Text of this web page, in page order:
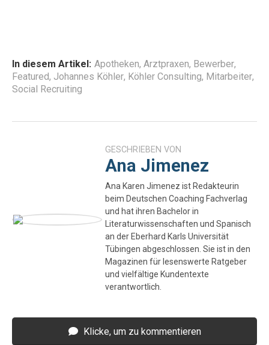
In diesem Artikel: Apotheken, Arztpraxen, Bewerber,
Featured, Johannes Köhler, Köhler Consulting, Mitarbeiter,
Social Recruiting
GESCHRIEBEN VON
Ana Jimenez
Ana Karen Jimenez ist Redakteurin
beim Deutschen Coaching Fachverlag
und hat ihren Bachelor in
Literaturwissenschaften und Spanisch
an der Eberhard Karls Universität
Tübingen abgeschlossen. Sie ist in den
Magazinen für lesenswerte Ratgeber
und vielfältige Kundentexte
verantwortlich.
Klicke, um zu kommentieren